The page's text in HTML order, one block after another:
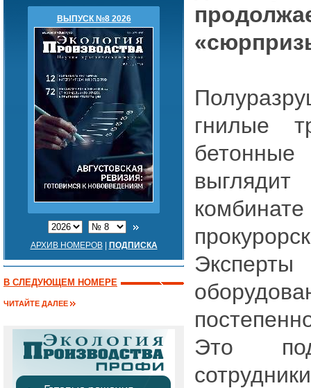
ВЫПУСК №8 2026
АРХИВ НОМЕРОВ| ПОДПИСКА
В СЛЕДУЮЩЕМ НОМЕРЕ
ЧИТАЙТЕ ДАЛЕЕ
гнилые
Это